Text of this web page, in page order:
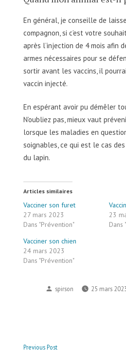
En général, je conseille de
compagnon, si c’est votre
après l’injection de 4 mois afin
armes nécessaires pour se
sortir avant les vaccins, il
vaccin injecté.
En espérant avoir pu démêler
N’oubliez pas, mieux vaut
lorsque les maladies en
soignables, ce qui est le cas
du lapin.
Articles similaires
Vacciner son furet
27 mars 2023
Dans "Prévention"
23
Dans
Vacciner son chien
24 mars 2023
Dans "Prévention"
spirson 25 mars
Previous Post